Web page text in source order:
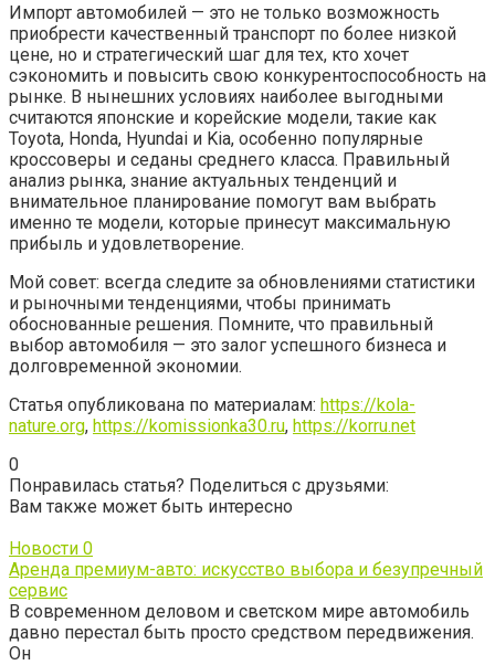
Импорт автомобилей — это не только возможность
приобрести качественный транспорт по более низкой
цене, но и стратегический шаг для тех, кто хочет
сэкономить и повысить свою конкурентоспособность на
рынке. В нынешних условиях наиболее выгодными
считаются японские и корейские модели, такие как
Toyota, Honda, Hyundai и Kia, особенно популярные
кроссоверы и седаны среднего класса. Правильный
анализ рынка, знание актуальных тенденций и
внимательное планирование помогут вам выбрать
именно те модели, которые принесут максимальную
прибыль и удовлетворение.
Мой совет: всегда следите за обновлениями статистики
и рыночными тенденциями, чтобы принимать
обоснованные решения. Помните, что правильный
выбор автомобиля — это залог успешного бизнеса и
долговременной экономии.
Статья опубликована по материалам: https://kola-
nature.org, https://komissionka30.ru, https://korru.net
0
Понравилась статья? Поделиться с друзьями:
Вам также может быть интересно
Новости 0
Аренда премиум-авто: искусство выбора и безупречный
сервис
В современном деловом и светском мире автомобиль
давно перестал быть просто средством передвижения.
Он